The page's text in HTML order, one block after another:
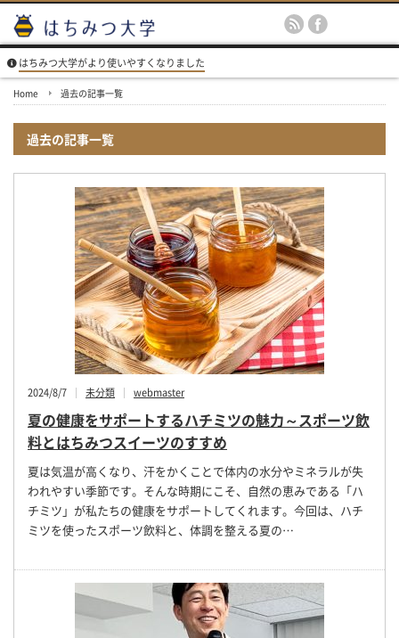
はちみつ大学がより使いやすくなりました
Home 過去の記事一覧
過去の記事一覧
2024/8/7 未分類 webmaster
夏の健康をサポートするハチミツの魅力～スポーツ飲
料とはちみつスイーツのすすめ
夏は気温が高くなり、汗をかくことで体内の水分やミネラルが失
われやすい季節です。そんな時期にこそ、自然の恵みである「ハ
チミツ」が私たちの健康をサポートしてくれます。今回は、ハチ
ミツを使ったスポーツ飲料と、体調を整える夏の…